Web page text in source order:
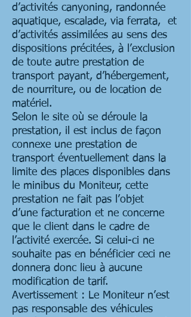
d’activités canyoning, randonnée
aquatique, escalade, via ferrata, et
d’activités assimilées au sens des
dispositions précitées, à l’exclusion
de toute autre prestation de
transport payant, d’hébergement,
de nourriture, ou de location de
matériel.
Selon le site où se déroule la
prestation, il est inclus de façon
connexe une prestation de
transport éventuellement dans la
limite des places disponibles dans
le minibus du Moniteur, cette
prestation ne fait pas l’objet
d’une facturation et ne concerne
que le client dans le cadre de
l’activité exercée. Si celui-ci ne
souhaite pas en bénéficier ceci ne
donnera donc lieu à aucune
modification de tarif.
Avertissement : Le Moniteur n’est
pas responsable des véhicules